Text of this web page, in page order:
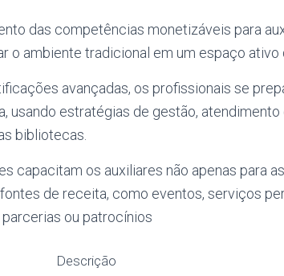
das competências monetizáveis para
o ambiente tradicional em um espaço ativo
avançadas, os profissionais se
usando estratégias de gestão,
bibliotecas.
capacitam os auxiliares não apenas para
de receita, como eventos, serviços
ou patrocínios
Descrição